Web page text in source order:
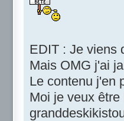
EDIT : Je viens
Mais OMG j'ai
Le contenu j'en
Moi je veux être